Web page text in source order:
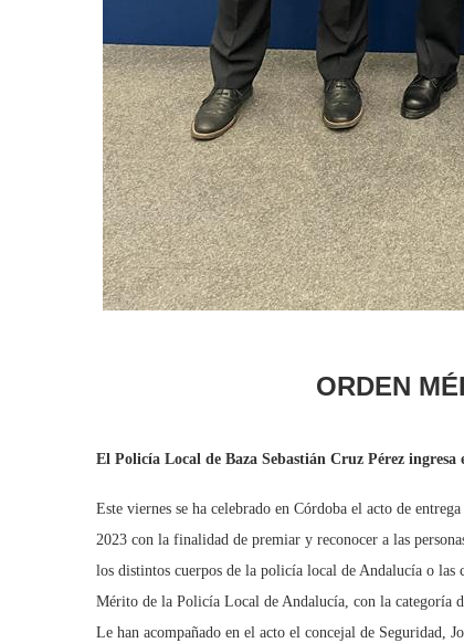
ORDEN
El Policía Local de Baza Sebastián Cruz Pérez
Este viernes se ha celebrado en Córdoba el acto de
2023 con la finalidad de premiar y reconocer a las
los distintos cuerpos de la policía local de Andalucía o
Mérito de la Policía Local de Andalucía, con la categoría
Le han acompañado en el acto el concejal de Seguridad,